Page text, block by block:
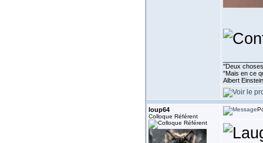
''Deux
"Mais en ce
Albert
loup64
Colloque Référent